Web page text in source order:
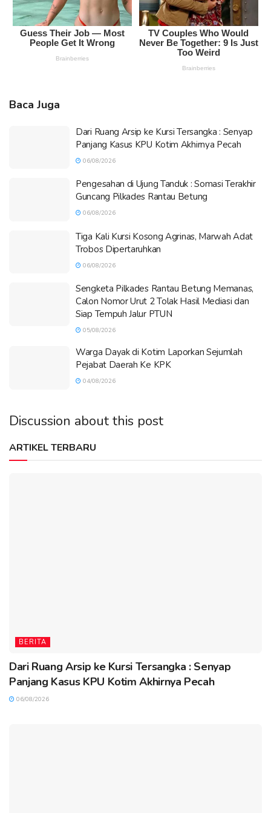
Baca Juga
Dari Ruang Arsip ke Kursi Tersangka : Senyap
Panjang Kasus KPU Kotim Akhirnya Pecah
06/08/2026
Pengesahan di Ujung Tanduk : Somasi Terakhir
Guncang Pilkades Rantau Betung
06/08/2026
Tiga Kali Kursi Kosong Agrinas, Marwah Adat
Trobos Dipertaruhkan
06/08/2026
Sengketa Pilkades Rantau Betung Memanas,
Calon Nomor Urut 2 Tolak Hasil Mediasi dan
Siap Tempuh Jalur PTUN
05/08/2026
Warga Dayak di Kotim Laporkan Sejumlah
Pejabat Daerah Ke KPK
04/08/2026
Discussion about this post
ARTIKEL TERBARU
BERITA
Dari Ruang Arsip ke Kursi Tersangka : Senyap
Panjang Kasus KPU Kotim Akhirnya Pecah
06/08/2026